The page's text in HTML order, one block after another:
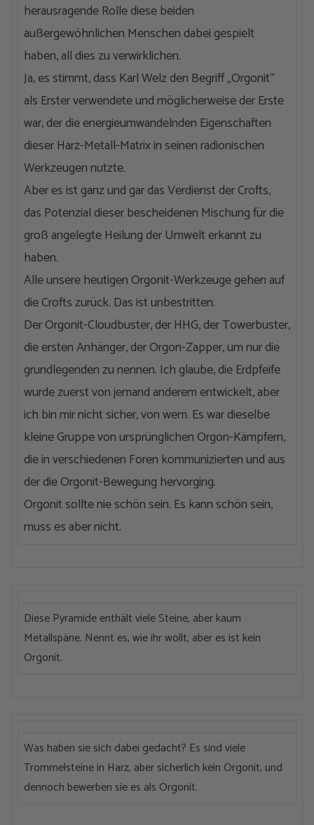
herausragende Rolle diese beiden
außergewöhnlichen Menschen dabei gespielt
haben, all dies zu verwirklichen.
Ja, es stimmt, dass Karl Welz den Begriff „Orgonit“
als Erster verwendete und möglicherweise der Erste
war, der die energieumwandelnden Eigenschaften
dieser Harz-Metall-Matrix in seinen radionischen
Werkzeugen nutzte.
Aber es ist ganz und gar das Verdienst der Crofts,
das Potenzial dieser bescheidenen Mischung für die
groß angelegte Heilung der Umwelt erkannt zu
haben.
Alle unsere heutigen Orgonit-Werkzeuge gehen auf
die Crofts zurück. Das ist unbestritten.
Der Orgonit-Cloudbuster, der HHG, der Towerbuster,
die ersten Anhänger, der Orgon-Zapper, um nur die
grundlegenden zu nennen. Ich glaube, die Erdpfeife
wurde zuerst von jemand anderem entwickelt, aber
ich bin mir nicht sicher, von wem. Es war dieselbe
kleine Gruppe von ursprünglichen Orgon-Kämpfern,
die in verschiedenen Foren kommunizierten und aus
der die Orgonit-Bewegung hervorging.
Orgonit sollte nie schön sein. Es kann schön sein,
muss es aber nicht.
Diese Pyramide enthält viele Steine, aber kaum
Metallspäne. Nennt es, wie ihr wollt, aber es ist kein
Orgonit.
Was haben sie sich dabei gedacht? Es sind viele
Trommelsteine in Harz, aber sicherlich kein Orgonit, und
dennoch bewerben sie es als Orgonit.